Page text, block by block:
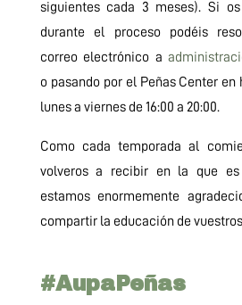
siguientes cada 3 meses). Si
durante el proceso podéis
correo electrónico a
o pasando por el Peñas Center
lunes a viernes de 16:00 a 20:00.
Como cada temporada al
volveros a recibir en la que
estamos enormemente
compartir la educación de
#AupaPeñas